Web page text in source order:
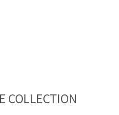
COLLECTION